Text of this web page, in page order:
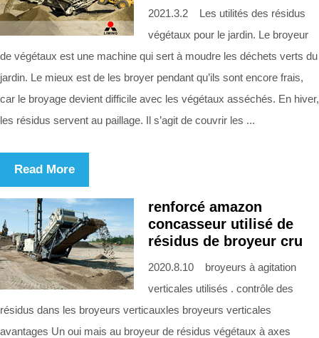
2021.3.2 Les utilités des résidus
végétaux pour le jardin. Le broyeur
de végétaux est une machine qui sert à moudre les déchets verts du
jardin. Le mieux est de les broyer pendant qu’ils sont encore frais,
car le broyage devient difficile avec les végétaux asséchés. En hiver,
les résidus servent au paillage. Il s’agit de couvrir les ...
Read More
renforcé amazon
concasseur utilisé de
résidus de broyeur cru
2020.8.10 broyeurs à agitation
verticales utilisés . contrôle des
résidus dans les broyeurs verticauxles broyeurs verticales
avantages Un oui mais au broyeur de résidus végétaux à axes